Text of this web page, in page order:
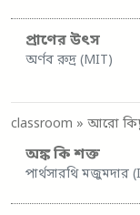
প্রাণের উৎস
অর্ণব রুদ্র (MIT)
classroom » আরো
অঙ্ক কি শক্ত
পার্থসারথি মজুমদার